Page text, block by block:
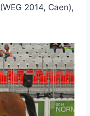
2014, Caen),